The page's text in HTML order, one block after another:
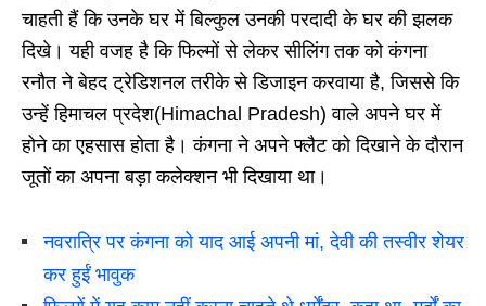
चाहती हैं कि उनके घर में बिल्कुल उनकी परदादी के घर की झलक
दिखे। यही वजह है कि फिल्मों से लेकर सीलिंग तक को कंगना
रनौत ने बेहद ट्रेडिशनल तरीके से डिजाइन करवाया है, जिससे कि
उन्हें हिमाचल प्रदेश(Himachal Pradesh) वाले अपने घर में
होने का एहसास होता है। कंगना ने अपने फ्लैट को दिखाने के दौरान
जूतों का अपना बड़ा कलेक्शन भी दिखाया था।
नवरात्रि पर कंगना को याद आई अपनी मां, देवी की तस्वीर शेयर
कर हुईं भावुक